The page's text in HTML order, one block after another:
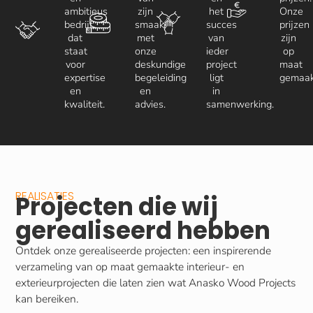
ambitieus
bedrijf
dat
staat
voor
expertise
en
kwaliteit.
zijn
smaak,
met
onze
deskundige
begeleiding
en
advies.
het
succes
van
ieder
project
ligt
in
samenwerking.
Onze
prijzen
zijn
op
maat
REALISATIES
Projecten die wij
gerealiseerd hebben
Ontdek onze gerealiseerde projecten: een inspirerende
verzameling van op maat gemaakte interieur- en
exterieurprojecten die laten zien wat Anasko Wood Projects
kan bereiken.